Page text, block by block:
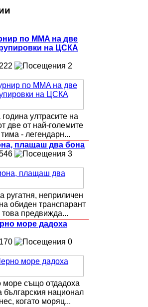
по MMA на две
на ЦСКА
222 2
ултрасите на
две от най-големите
- легендарн...
плащаш два бона
3
ругатня, неприличен
обиден транспарант
предвижда...
море дадоха
170 0
море също отдадоха
българския национал
когато моряц...